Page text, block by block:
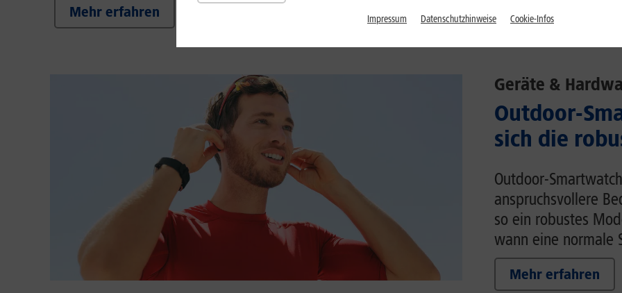
Mehr erfahren
Geräte &
Outdoor-
sich die
Outdoor-
anspruchsvollere
so ein robustes
wann eine normale
Mehr erfahren
Impressum Datenschutzhinweise Cookie-Infos